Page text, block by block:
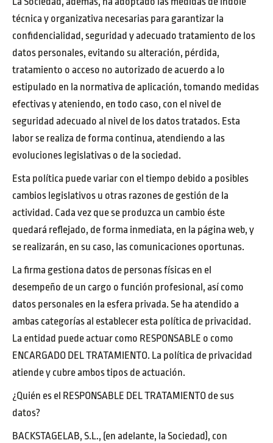
técnica y organizativa necesarias para garantizar la
confidencialidad, seguridad y adecuado tratamiento de los
datos personales, evitando su alteración, pérdida,
tratamiento o acceso no autorizado de acuerdo a lo
estipulado en la normativa de aplicación, tomando medidas
efectivas y ateniendo, en todo caso, con el nivel de
seguridad adecuado al nivel de los datos tratados. Esta
labor se realiza de forma continua, atendiendo a las
evoluciones legislativas o de la sociedad.
Esta política puede variar con el tiempo debido a posibles
cambios legislativos u otras razones de gestión de la
actividad. Cada vez que se produzca un cambio éste
quedará reflejado, de forma inmediata, en la página web, y
se realizarán, en su caso, las comunicaciones oportunas.
La firma gestiona datos de personas físicas en el
desempeño de un cargo o función profesional, así como
datos personales en la esfera privada. Se ha atendido a
ambas categorías al establecer esta política de privacidad.
La entidad puede actuar como RESPONSABLE o como
ENCARGADO DEL TRATAMIENTO. La política de privacidad
atiende y cubre ambos tipos de actuación.
¿Quién es el RESPONSABLE DEL TRATAMIENTO de sus
datos?
BACKSTAGELAB, S.L., (en adelante, la Sociedad), con